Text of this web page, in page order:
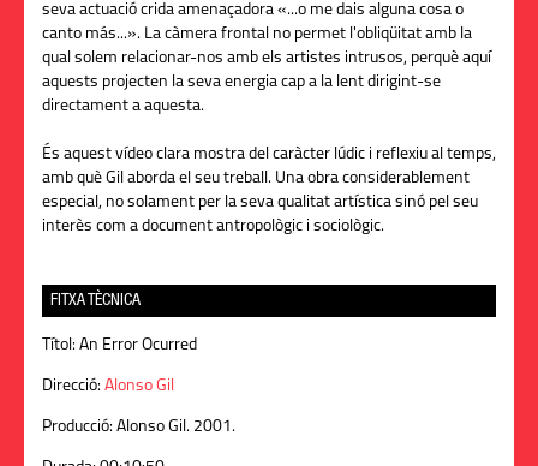
seva actuació crida amenaçadora «...o me dais alguna cosa o
canto más...». La càmera frontal no permet l'obliqüitat amb la
qual solem relacionar-nos amb els artistes intrusos, perquè aquí
aquests projecten la seva energia cap a la lent dirigint-se
directament a aquesta.
És aquest vídeo clara mostra del caràcter lúdic i reflexiu al temps,
amb què Gil aborda el seu treball. Una obra considerablement
especial, no solament per la seva qualitat artística sinó pel seu
interès com a document antropològic i sociològic.
FITXA TÈCNICA
Títol: An Error Ocurred
Direcció: Alonso Gil
Producció: Alonso Gil. 2001.